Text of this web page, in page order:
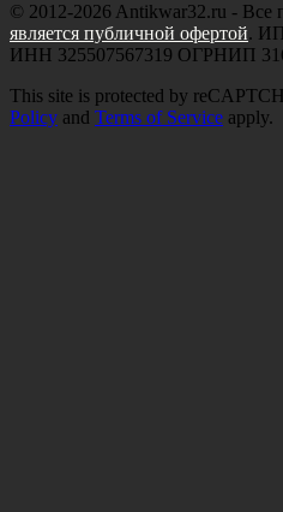
© 2012-2026 Antikwar32.ru - Все
является публичной офертой.
ИНН 325507567319 ОГРНИП
This site is protected by
Policy and Terms of Service apply.